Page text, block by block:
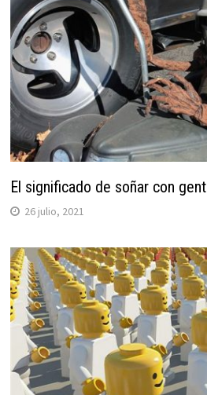
El significado de soñar con
26 julio, 2021